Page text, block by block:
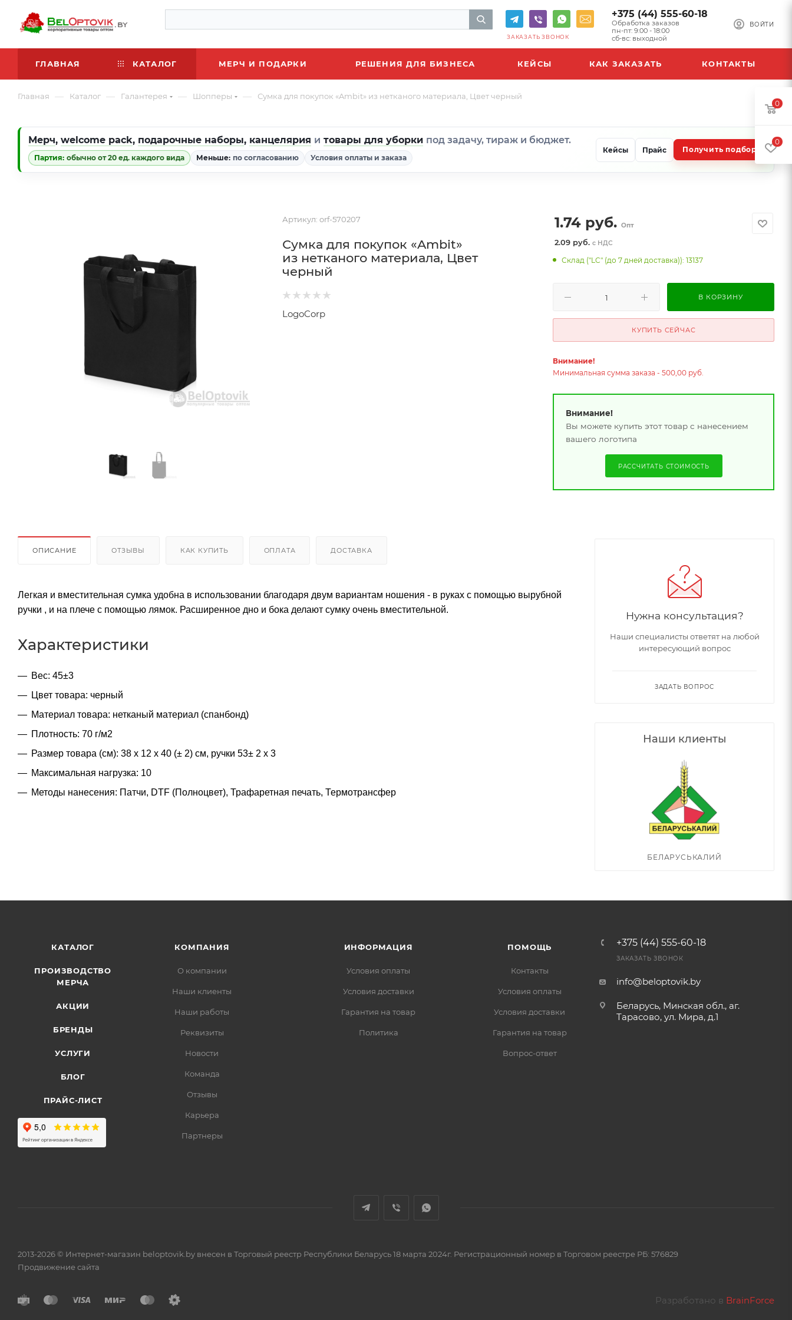
ВОЙТИ
+375 (44) 555-60-18
Обработка заказов
пн-пт: 9:00 - 18:00
сб-вс: выходной
ЗАКАЗАТЬ ЗВОНОК
ГЛАВНАЯ КАТАЛОГ МЕРЧ И ПОДАРКИ РЕШЕНИЯ ДЛЯ БИЗНЕСА КЕЙСЫ КАК ЗАКАЗАТЬ КОНТАКТЫ
Главная — Каталог — Галантерея — Шопперы — Сумка для покупок «Ambit» из нетканого материала, Цвет черный
Мерч, welcome pack, подарочные наборы, канцелярия и товары для уборки под задачу, тираж и бюджет.
Партия: обычно от 20 ед. каждого вида Меньше: по согласованию Условия оплаты и заказа
Кейсы Прайс Получить подбор
Артикул: orf-570207
Сумка для покупок «Ambit»
из нетканого материала, Цвет
черный
LogoCorp
1.74 руб. Опт
2.09 руб.с НДС
Склад ("LC" (до 7 дней доставка)): 13137
В КОРЗИНУ
КУПИТЬ СЕЙЧАС
Внимание!
Минимальная сумма заказа - 500,00 руб.
Внимание!
Вы можете купить этот товар с нанесением
вашего логотипа
РАССЧИТАТЬ СТОИМОСТЬ
ОПИСАНИЕ ОТЗЫВЫ КАК КУПИТЬ ОПЛАТА ДОСТАВКА
Легкая и вместительная сумка удобна в использовании благодаря двум вариантам ношения - в руках с помощью вырубной
ручки , и на плече с помощью лямок. Расширенное дно и бока делают сумку очень вместительной.
Характеристики
Вес: 45±3
Цвет товара: черный
Материал товара: нетканый материал (спанбонд)
Плотность: 70 г/м2
Размер товара (см): 38 х 12 х 40 (± 2) см, ручки 53± 2 х 3
Максимальная нагрузка: 10
Методы нанесения: Патчи, DTF (Полноцвет), Трафаретная печать, Термотрансфер
Нужна консультация?
Наши специалисты ответят на любой
интересующий вопрос
ЗАДАТЬ ВОПРОС
Наши клиенты
БЕЛАРУСЬКАЛИЙ
КАТАЛОГ
ПРОИЗВОДСТВО
МЕРЧА
АКЦИИ
БРЕНДЫ
УСЛУГИ
БЛОГ
ПРАЙС-ЛИСТ
КОМПАНИЯ
О компании
Наши клиенты
Наши работы
Реквизиты
Новости
Команда
Отзывы
Карьера
Партнеры
ИНФОРМАЦИЯ
Условия оплаты
Условия доставки
Гарантия на товар
Политика
ПОМОЩЬ
Контакты
Условия оплаты
Условия доставки
Гарантия на товар
Вопрос-ответ
+375 (44) 555-60-18
ЗАКАЗАТЬ ЗВОНОК
info@beloptovik.by
Беларусь, Минская обл., аг.
Тарасово, ул. Мира, д.1
2013-2026 © Интернет-магазин beloptovik.by внесен в Торговый реестр Республики Беларусь 18 марта 2024г. Регистрационный номер в Торговом реестре РБ: 576829
Продвижение сайта
Разработано в BrainForce
0
0